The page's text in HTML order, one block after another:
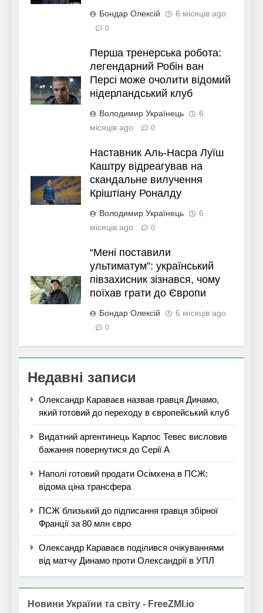
Бондар Олексій 6 місяців ago
0
Перша тренерська робота:
легендарний Робін ван
Персі може очолити відомий
нідерландський клуб
Володимир Українець
6
місяців ago
0
Наставник Аль-Насра Луїш
Каштру відреагував на
скандальне вилучення
Кріштіану Роналду
Володимир Українець
6
місяців ago
0
“Мені поставили
ультиматум”: український
півзахисник зізнався, чому
поїхав грати до Європи
Бондар Олексій 6 місяців ago
0
Недавні записи
Олександр Караваєв назвав гравця Динамо,
який готовий до переходу в європейський клуб
Видатний аргентинець Карлос Тевес висловив
бажання повернутися до Серії А
Наполі готовий продати Осімхена в ПСЖ:
відома ціна трансфера
ПСЖ близький до підписання гравця збірної
Франції за 80 млн євро
Олександр Караваєв поділився очікуваннями
від матчу Динамо проти Олександрії в УПЛ
Новини України та світу - FreeZMI.io